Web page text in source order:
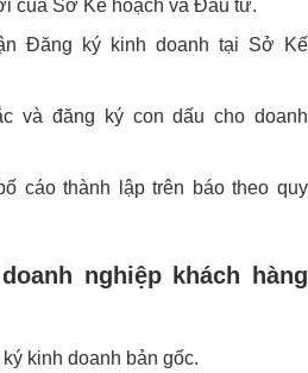
của Sở Kế hoạch và Đầu tư.
Đăng ký kinh doanh tại Sở Kế
và đăng ký con dấu cho doanh
cáo thành lập trên báo theo quy
nghiệp khách hàng
kinh doanh bản gốc.